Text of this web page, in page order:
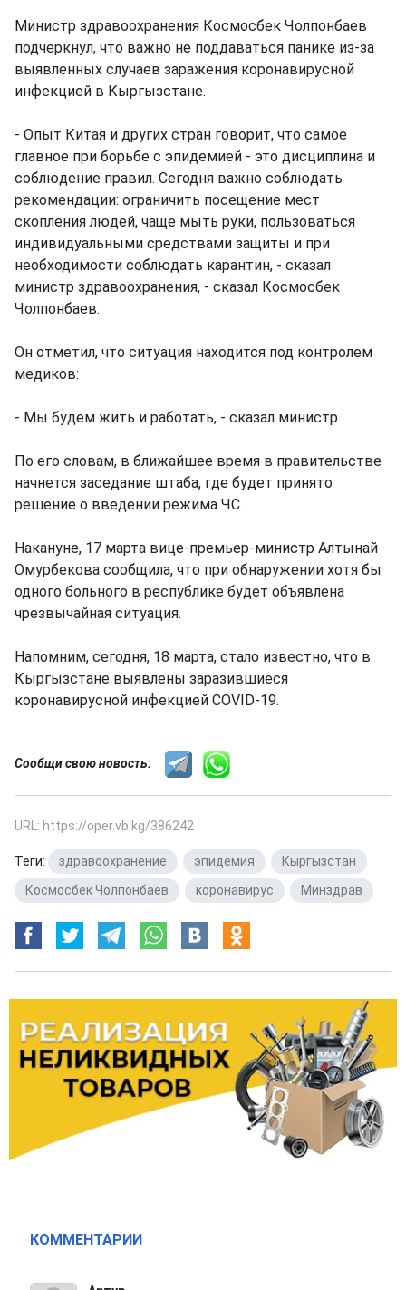
Министр здравоохранения Космосбек Чолпонбаев
подчеркнул, что важно не поддаваться панике из-за
выявленных случаев заражения коронавирусной
инфекцией в Кыргызстане.
- Опыт Китая и других стран говорит, что самое
главное при борьбе с эпидемией - это дисциплина и
соблюдение правил. Сегодня важно соблюдать
рекомендации: ограничить посещение мест
скопления людей, чаще мыть руки, пользоваться
индивидуальными средствами защиты и при
необходимости соблюдать карантин, - сказал
министр здравоохранения, - сказал Космосбек
Чолпонбаев.
Он отметил, что ситуация находится под контролем
медиков:
- Мы будем жить и работать, - сказал министр.
По его словам, в ближайшее время в правительстве
начнется заседание штаба, где будет принято
решение о введении режима ЧС.
Накануне, 17 марта вице-премьер-министр Алтынай
Омурбекова сообщила, что при обнаружении хотя бы
одного больного в республике будет объявлена
чрезвычайная ситуация.
Напомним, сегодня, 18 марта, стало известно, что в
Кыргызстане выявлены заразившиеся
коронавирусной инфекцией COVID-19.
Сообщи свою новость:
URL: https://oper.vb.kg/386242
Теги: здравоохранение эпидемия Кыргызстан
Космосбек Чолпонбаев
коронавирус Минздрав
КОММЕНТАРИИ